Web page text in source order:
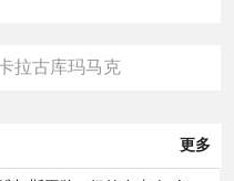
拉古库玛马克
更多